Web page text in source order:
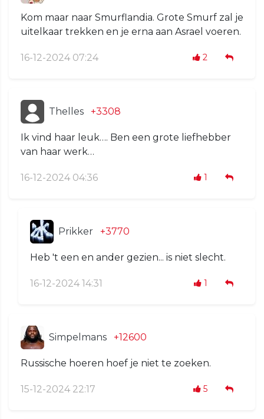
Kom maar naar Smurflandia. Grote Smurf zal je
uitelkaar trekken en je erna aan Asrael voeren.
16-12-2024 07:24 2
Thelles +3308
Ik vind haar leuk…. Ben een grote liefhebber
van haar werk…
16-12-2024 04:36 1
Prikker +3770
Heb 't een en ander gezien... is niet slecht.
16-12-2024 14:31 1
Simpelmans +12600
Russische hoeren hoef je niet te zoeken.
15-12-2024 22:17 5